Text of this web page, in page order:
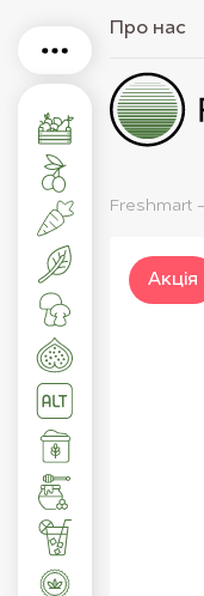
Про нас
Freshmart
Акцiя